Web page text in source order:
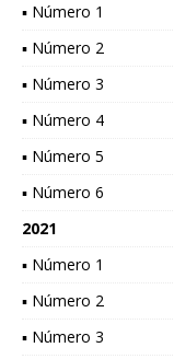
▪ Número 1
▪ Número 2
▪ Número 3
▪ Número 4
▪ Número 5
▪ Número 6
2021
▪ Número 1
▪ Número 2
▪ Número 3